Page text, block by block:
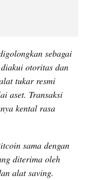
sebagai
otoritas dan
tukar resmi
aset. Transaksi
kental rasa
sama dengan
diterima oleh
alat saving.